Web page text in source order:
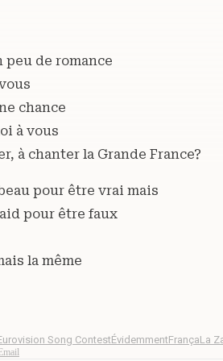
peu de romance
chance
à vous
à chanter la Grande France?
pour être vrai mais
pour être faux
la même
Song ContestÉvidemmentFrançaLa